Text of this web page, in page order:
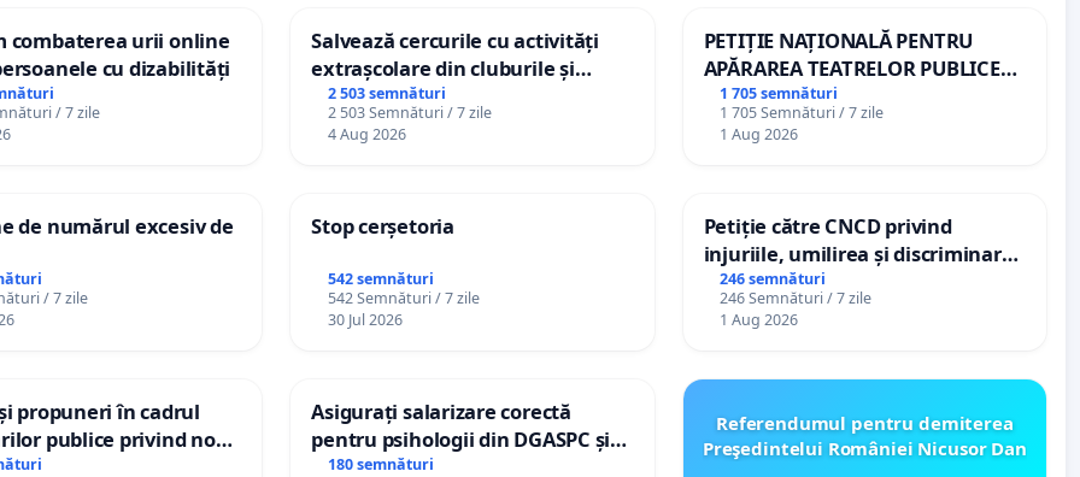
combaterea urii online
cu dizabilități
/ 7 zile
Salvează cercurile cu activități
extrașcolare din cluburile și
palatele copiilor
2 503 semnături
2 503 Semnături / 7 zile
4 Aug 2026
PETIȚIE NAȚIONALĂ PENTRU
APĂRAREA TEATRELOR PUBLICE
DE REPERTORIU DIN ROMÂNIA
1 705 semnături
1 705 Semnături / 7 zile
1 Aug 2026
de numărul excesiv de
/ 7 zile
Stop cerșetoria
542 semnături
542 Semnături / 7 zile
30 Jul 2026
Petiție către CNCD privind
injuriile, umilirea și discriminarea
persoanelor cu dizabilități de
către utilizatorul TikTok „Gorici”
246 semnături
246 Semnături / 7 zile
1 Aug 2026
propuneri în cadrul
publice privind noul
General (PUG)
Asigurați salarizare corectă
pentru psihologii din DGASPC și
spitale
180 semnături
Referendumul pentru demiterea
Preşedintelui României Nicusor Dan